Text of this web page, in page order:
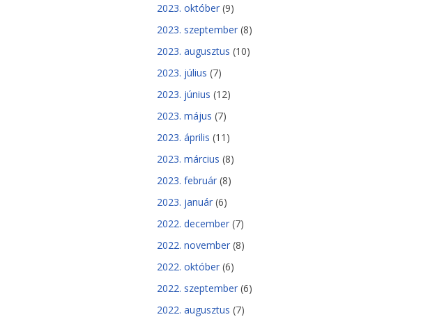
2023. október (9)
2023. szeptember (8)
2023. augusztus (10)
2023. július (7)
2023. június (12)
2023. május (7)
2023. április (11)
2023. március (8)
2023. február (8)
2023. január (6)
2022. december (7)
2022. november (8)
2022. október (6)
2022. szeptember (6)
2022. augusztus (7)